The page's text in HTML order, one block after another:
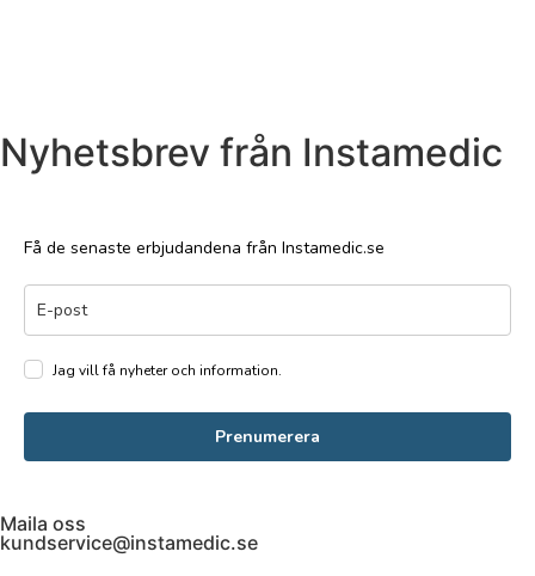
Nyhetsbrev från Instamedic
Få de senaste erbjudandena från Instamedic.se
Jag vill få nyheter och information.
Prenumerera
Maila oss
kundservice@instamedic.se